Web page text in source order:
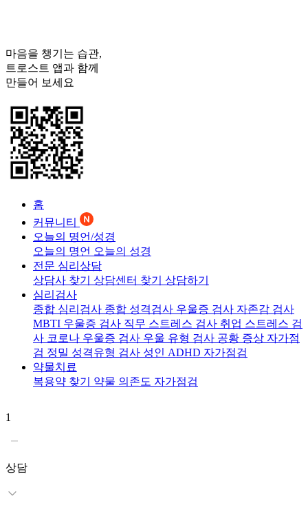
마음을 챙기는 습관,
트로스트 앱과 함께
만들어 보세요
홈
커뮤니티
오늘의 명언/성경
오늘의 명언 오늘의 성경
전문 심리상담
상담사 찾기 상담센터 찾기 상담하기
심리검사
종합 심리검사 종합 성격검사 우울증 검사 자존감 검사
MBTI 우울증 검사 직무 스트레스 검사 취업 스트레스 검
사 코로나 우울증 검사 우울 유형 검사 공황 증상 자가점
검 정밀 성격유형 검사 성인 ADHD 자가점검
약물치료
복용약 찾기 약물 의존도 자가점검
1
상담